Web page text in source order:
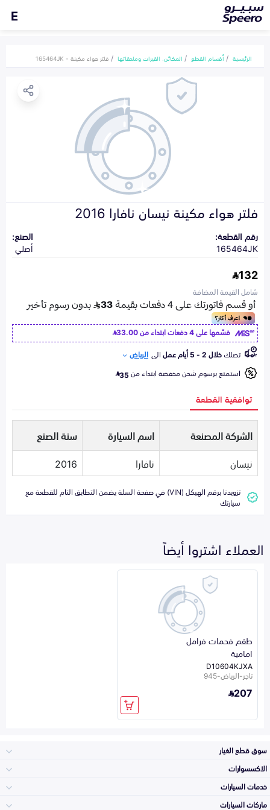
E
الرئيسية أقسام القطع المكائن، القيرات وملحقاتها فلتر هواء مكينة - 165464JK
فلتر هواء مكينة نيسان نافارا 2016
رقم القطعة:
165464JK
الصنع:
أصلي
132
شامل القيمة المضافة
قسّمها على 4 دفعات ابتداء من
33.00
تصلكخلال 2 - 5 أيام عمل الى الرياض
استمتع برسوم شحن مخفضة ابتداء من35
توافقية القطعة
الشركة المصنعة اسم السيارة
سنة الصنع
نيسان
نافارا 2016
تزويدنا برقم الهيكل (VIN) في صفحة السلة يضمن التطابق التام للقطعة مع
سيارتك
العملاء اشتروا أيضاً
طقم فحمات فرامل
امامية
D10604KJXA
تاجر-الرياض-945
207
سوق قطع الغيار
الاكسسوارات
خدمات السيارات
ماركات السيارات